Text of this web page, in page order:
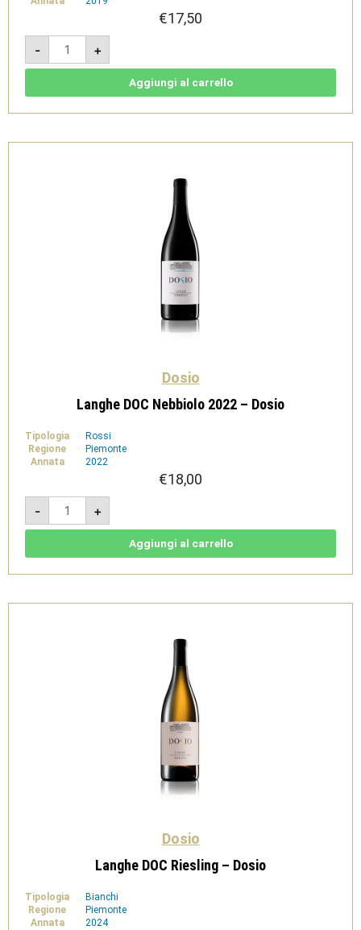
€17,50
-
Barbera
d'Alba
DOC
Superiore
quantità
+
Aggiungi al carrello
Dosio
Langhe DOC Nebbiolo 2022 – Dosio
Tipologia
Rossi
Regione
Piemonte
Annata
2022
€18,00
-
Langhe
DOC
Nebbiolo
2022
+
Aggiungi al carrello
Dosio
Langhe DOC Riesling – Dosio
Tipologia
Bianchi
Regione
Piemonte
Annata
2024